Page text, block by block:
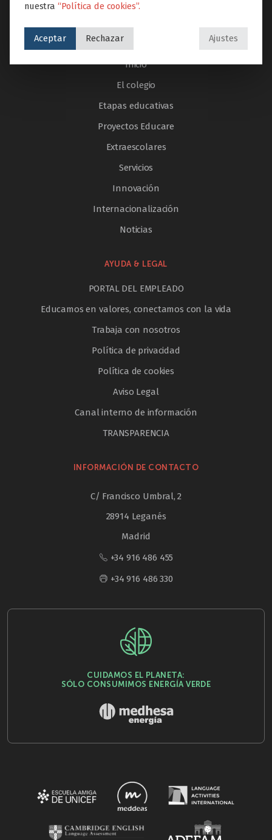
SECCIONES
Inicio
El colegio
Etapas educativas
Proyectos Educare
Extraescolares
Servicios
Innovación
Internacionalización
Noticias
AYUDA & LEGAL
PORTAL DEL EMPLEADO
Educamos en valores, conectamos con la vida
Trabaja con nosotros
Política de privacidad
Política de cookies
Aviso Legal
Canal interno de información
TRANSPARENCIA
INFORMACIÓN DE CONTACTO
C/ Francisco Umbral, 2
28914 Leganés
Madrid
+34 916 486 455
+34 916 486 330
CUIDAMOS EL PLANETA:
SÓLO CONSUMIMOS ENERGÍA VERDE
nuestra “Política de cookies”.
Aceptar Rechazar Ajustes